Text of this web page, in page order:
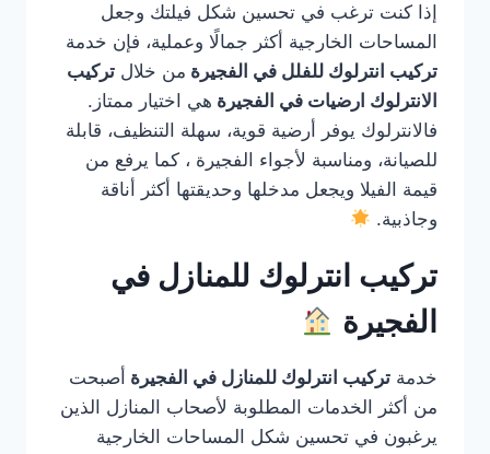
إذا كنت ترغب في تحسين شكل فيلتك وجعل
المساحات الخارجية أكثر جمالًا وعملية، فإن خدمة
تركيب انترلوك للفلل في الفجيرة من خلال تركيب
الانترلوك ارضيات في الفجيرة هي اختيار ممتاز.
فالانترلوك يوفر أرضية قوية، سهلة التنظيف، قابلة
للصيانة، ومناسبة لأجواء الفجيرة ، كما يرفع من
قيمة الفيلا ويجعل مدخلها وحديقتها أكثر أناقة
وجاذبية.
تركيب انترلوك للمنازل في
الفجيرة
خدمة تركيب انترلوك للمنازل في الفجيرة أصبحت
من أكثر الخدمات المطلوبة لأصحاب المنازل الذين
يرغبون في تحسين شكل المساحات الخارجية